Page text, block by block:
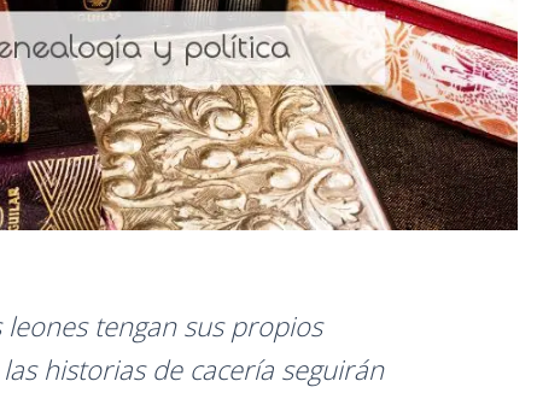
leones tengan sus propios
historias de cacería seguirán